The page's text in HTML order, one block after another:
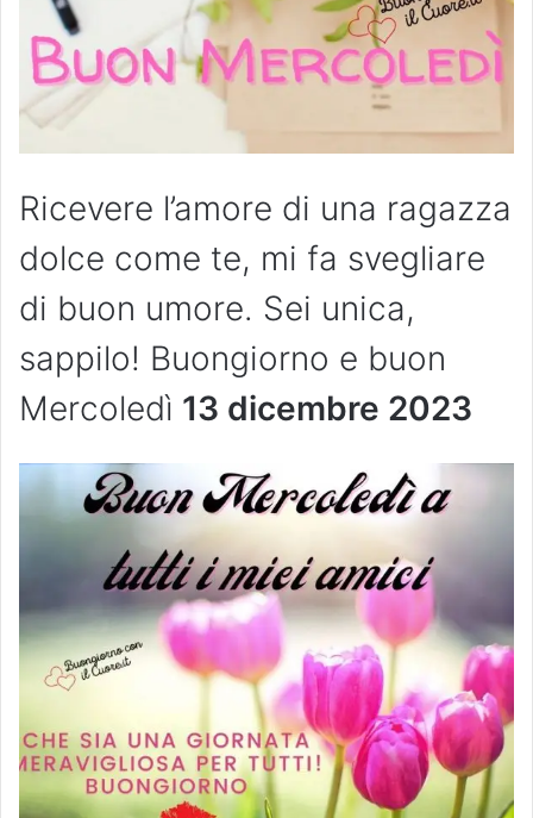
Ricevere l’amore di una ragazza
dolce come te, mi fa svegliare
di buon umore. Sei unica,
sappilo! Buongiorno e buon
Mercoledì 13 dicembre 2023